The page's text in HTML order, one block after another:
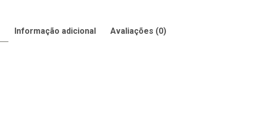
Informação adicional Avaliações (0)